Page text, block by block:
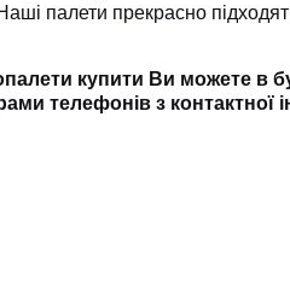
палети прекрасно
купити Ви можете в
телефонів з контактної